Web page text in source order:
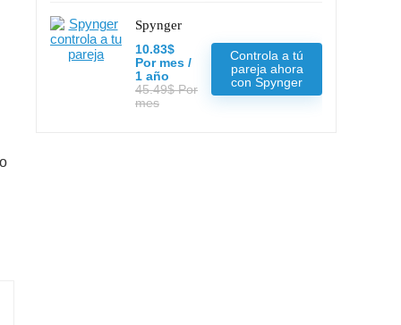
Spynger
10.83$
Por mes /
1 año
45.49$ Por
mes
Controla a tú
pareja ahora
con Spynger